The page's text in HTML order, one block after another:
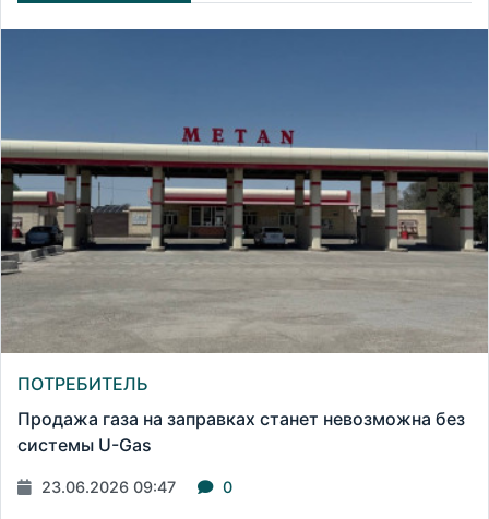
ПОТРЕБИТЕЛЬ
Продажа газа на заправках станет невозможна без
системы U-Gas
23.06.2026 09:47 0